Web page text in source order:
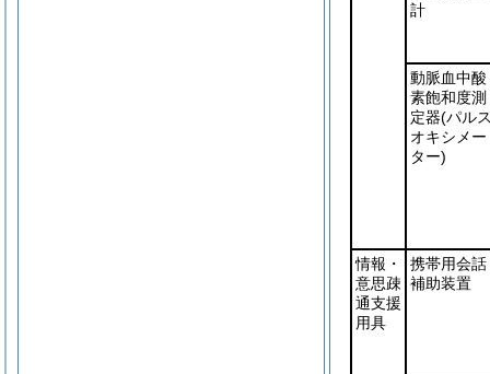
計
動脈血中酸
素飽和度測
定器(パル
オキシメー
ター)
情報・
意思疎
通支援
用具
携帯用会話
補助装置